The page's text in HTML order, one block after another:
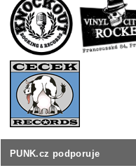
PUNK.cz podporuje